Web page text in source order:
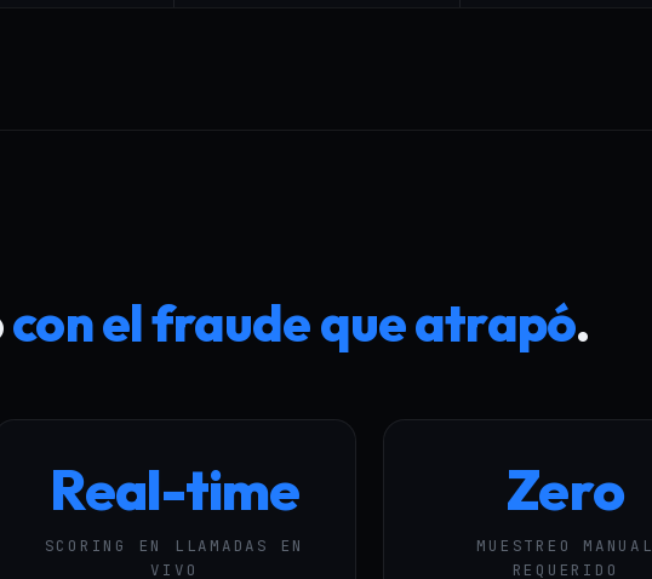
con el fraude que atrapó.
Real-time
SCORING EN LLAMADAS EN
VIVO
Zero
MUESTREO MANUAL
REQUERIDO